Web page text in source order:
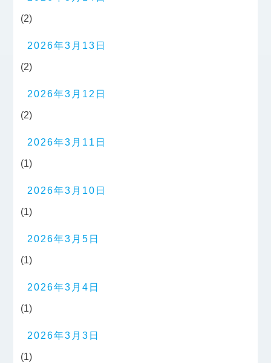
(2)
2026年3月13日
(2)
2026年3月12日
(2)
2026年3月11日
(1)
2026年3月10日
(1)
2026年3月5日
(1)
2026年3月4日
(1)
2026年3月3日
(1)